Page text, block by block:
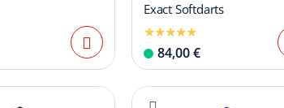
Exact Softdarts
84,00 €